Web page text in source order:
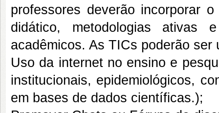
professores deverão incorporar
didático, metodologias ativas
acadêmicos. As TICs poderão
Uso da internet no ensino e
institucionais, epidemiológicos,
em bases de dados científicas.);